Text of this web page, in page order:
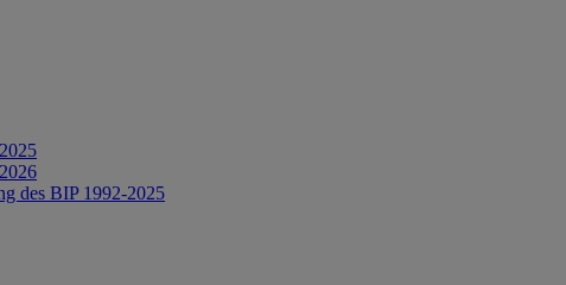
des BIP 1992-2025